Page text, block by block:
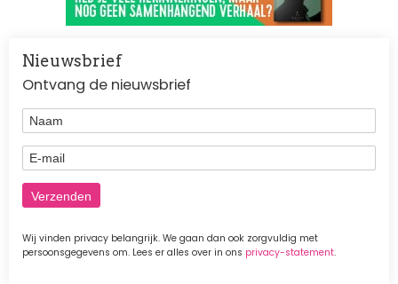
Nieuwsbrief
Ontvang de nieuwsbrief
Naam
E-mail
Wij vinden privacy belangrijk. We gaan dan ook zorgvuldig met
persoonsgegevens om. Lees er alles over in ons privacy-statement.